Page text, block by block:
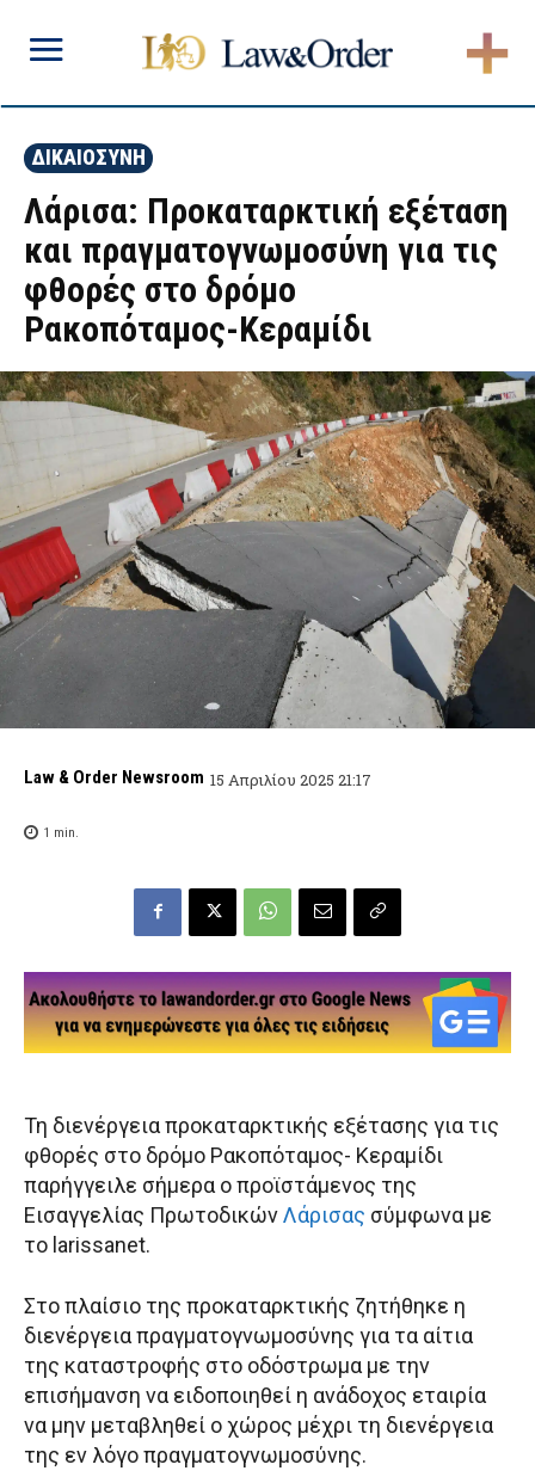
ΔΙΚΑΙΟΣΥΝΗ
Λάρισα: Προκαταρκτική εξέταση
και πραγματογνωμοσύνη για τις
φθορές στο δρόμο
Ρακοπόταμος-Κεραμίδι
Law & Order Newsroom 15 Απριλίου 2025 21:17
1 min.
Τη διενέργεια προκαταρκτικής εξέτασης για τις
φθορές στο δρόμο Ρακοπόταμος- Κεραμίδι
παρήγγειλε σήμερα ο προϊστάμενος της
Εισαγγελίας ΠρωτοδικώνΛάρισας σύμφωνα με
το larissanet.
Στο πλαίσιο της προκαταρκτικής ζητήθηκε η
διενέργεια πραγματογνωμοσύνης για τα αίτια
της καταστροφής στο οδόστρωμα με την
επισήμανση να ειδοποιηθεί η ανάδοχος εταιρία
να μην μεταβληθεί ο χώρος μέχρι τη διενέργεια
της εν λόγο πραγματογνωμοσύνης.